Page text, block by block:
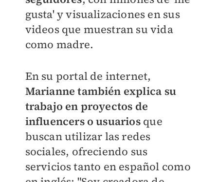
gusta' y visualizaciones en sus
videos que muestran su vida
como madre.
En su portal de internet,
Marianne también explica su
trabajo en proyectos de
influencers o usuariosque
buscan utilizar las redes
sociales, ofreciendo sus
servicios tanto en español como